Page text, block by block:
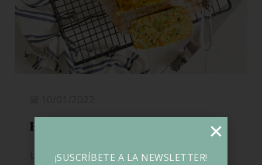
Pastel de verduras
LEER MÁS¡SUSCRÍBETE A LA NEWSLETTER!